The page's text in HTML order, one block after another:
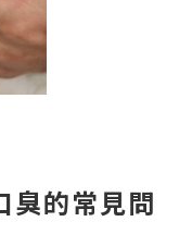
臭的常見問